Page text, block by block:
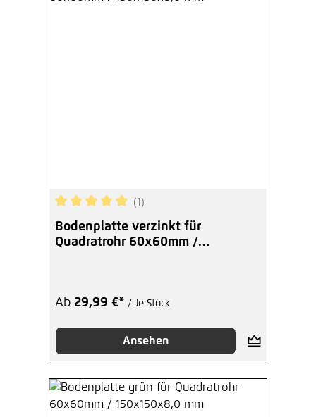
Durchschnittliche Bewertung von 5 von 5
(1)
Bodenplatte verzinkt für
Quadratrohr 60x60mm /
Ab 29,99 €* / Je Stück
Ansehen